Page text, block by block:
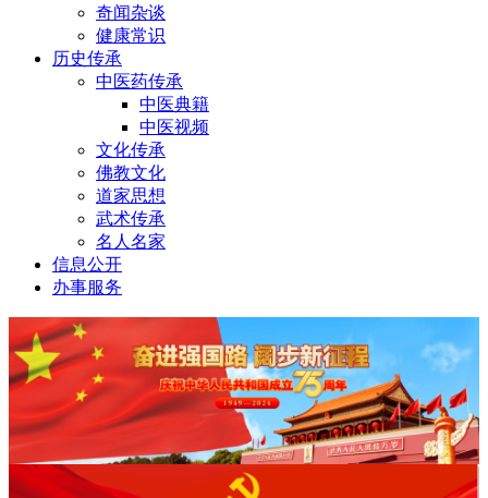
奇闻杂谈
健康常识
历史传承
中医药传承
中医典籍
中医视频
文化传承
佛教文化
道家思想
武术传承
名人名家
信息公开
办事服务